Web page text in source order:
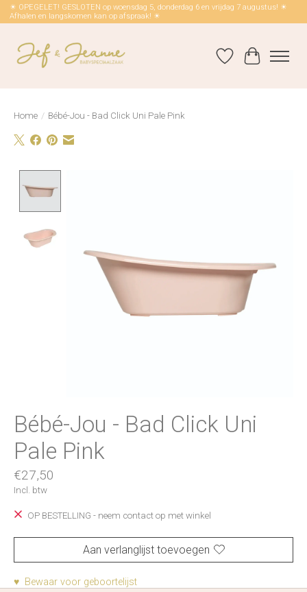
☀ OPEGELET! GESLOTEN op woensdag 5, donderdag 6 en vrijdag 7 augustus! ☀
Afhalen en langskomen kan op afspraak! ☀
Verlanglijst
Home / Bébé-Jou - Bad Click Uni Pale Pink
Bébé-Jou - Bad Click Uni
Pale Pink
€27,50
Incl. btw
OP BESTELLING - neem contact op met winkel
Aan verlanglijst toevoegen
♥ Bewaar voor geboortelijst